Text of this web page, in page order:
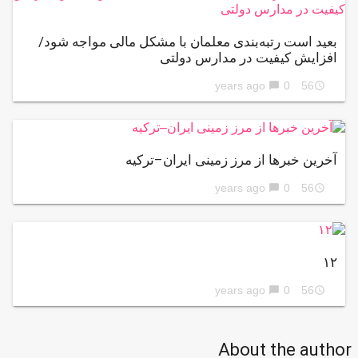
بعید است رتبه‌بندی معلمان با مشکل مالی مواجه شود/
افزایش کیفیت در مدارس دولتی
access_time
56 years ago
chat_bubble 0
آخرین خبرها از مرز زمینی ایران–ترکیه
access_time
56 years ago
chat_bubble 0
۱۲
access_time
56 years ago
chat_bubble 0
About the author